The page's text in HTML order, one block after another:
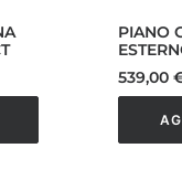
PIANO
539,00